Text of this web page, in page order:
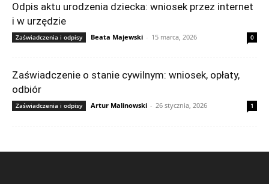
Odpis aktu urodzenia dziecka: wniosek przez internet
i w urzędzie
Zaświadczenia i odpisy Beata Majewski - 15 marca, 2026 0
Zaświadczenie o stanie cywilnym: wniosek, opłaty,
odbiór
Zaświadczenia i odpisy Artur Malinowski - 26 stycznia, 2026 1